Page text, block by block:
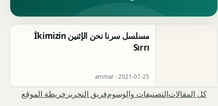
مسلسل سرنا نحن الإثنين İkimizin
Sırrı
ammar · 2021-07-25
كل المقالاتالتصنيفات والوسومفريق التحرير خريطة الموقع